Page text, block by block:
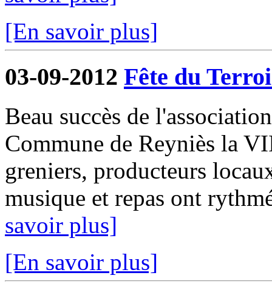
[En savoir plus]
03-09-2012 Fête du
Beau succès de
Commune de Reyniès la
greniers, producteurs
musique et repas ont
savoir plus]
[En savoir plus]